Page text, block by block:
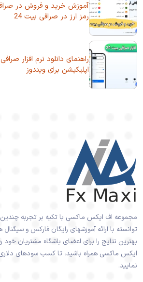
رمز ارز در صرافی بیت 24
اپلیکیشن برای ویندوز
مجموعه اف ایکس ماکسی با تکیه بر تجربه چندین
توانسته با ارائه آموزشهای رایگان فارکس و
بهترین نتایج را برای اعضای باشگاه مشتریان خود
ایکس ماکسی همراه باشید، تا کسب سودهای
نمایید.